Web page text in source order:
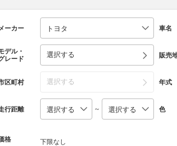
メーカー 車名
デル・
レード
選択する 販売
区町村 選択する 年式
行距離 ～ 色
格 下限なし